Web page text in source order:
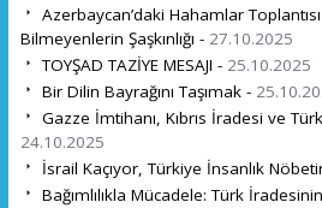
Azerbaycan’daki Hahamlar
Bilmeyenlerin Şaşkınlığı - 27.10.2025
TOYŞAD TAZİYE MESAJI - 25.10.2025
Bir Dilin Bayrağını Taşımak -
Gazze İmtihanı, Kıbrıs İradesi ve
24.10.2025
İsrail Kaçıyor, Türkiye İnsanlık
Bağımlılıkla Mücadele: Türk